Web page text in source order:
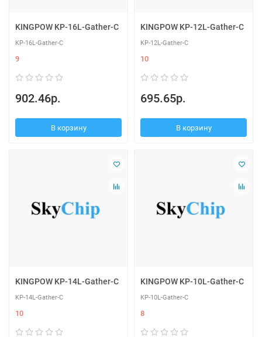
KINGPOW KP-16L-Gather-C
KP-16L-Gather-C
9
902.46р.
В корзину
KINGPOW KP-12L-Gather-C
KP-12L-Gather-C
10
695.65р.
В корзину
KINGPOW KP-14L-Gather-C
KP-14L-Gather-C
10
KINGPOW KP-10L-Gather-C
KP-10L-Gather-C
8